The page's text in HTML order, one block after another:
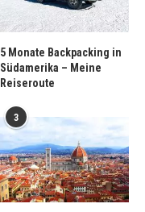
5 Monate Backpacking in
Südamerika – Meine
Reiseroute
3